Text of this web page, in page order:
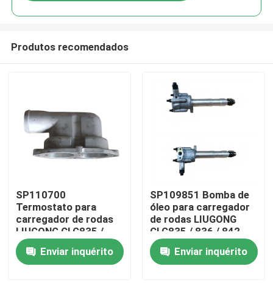
Casa
Produtos
Produtos recomendados
SP110700
Termostato para
carregador de rodas
LIUGONG CLG835 /
836 / 842
Grader/Roadroller
CLG418 / 4180D / 612
Enviar inquérito
SP109851 Bomba de
óleo para carregador
de rodas LIUGONG
CLG835 / 836 / 842
Excavadora CLG920C
/ D / 922D / 925D
Enviar inquérito